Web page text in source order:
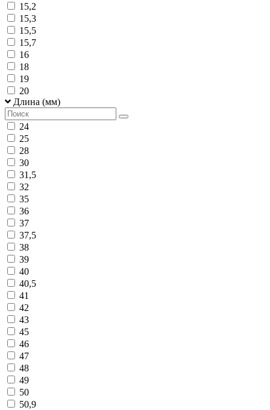
15,2
15,3
15,5
15,7
16
18
19
20
Длина (мм)
24
25
28
30
31,5
32
35
36
37
37,5
38
39
40
40,5
41
42
43
45
46
47
48
49
50
50,9